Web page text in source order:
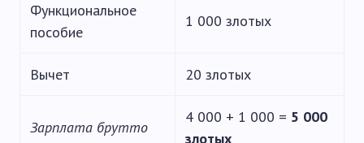
Функциональное
пособие
1 000 злотых
Вычет 20 злотых
Зарплата брутто
4 000 + 1 000 = 5 000
злотых